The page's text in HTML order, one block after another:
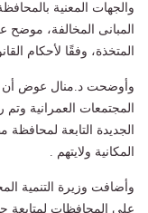
والجهات المعنية
المبانى المخالفة، موضح
المتخذة، وفقًا لأحكام القانون رقم
وأوضحت د.منال عوض أن
المجتمعات العمرانية
الجديدة التابعة
المكانية ولايتهم .
وأضافت وزيرة التنمية
على المحافظات لمتابعة